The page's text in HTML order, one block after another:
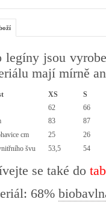
legíny jsou
mají mírně
XS
S
62
66
83
87
cm
25
26
švu
53,5 54
se také do
68%